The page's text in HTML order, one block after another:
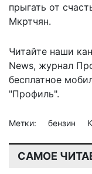
прыгать от
Мкртчян.
Читайте наши
News, журнал
бесплатное
"Профиль".
Метки: бензин
САМОЕ